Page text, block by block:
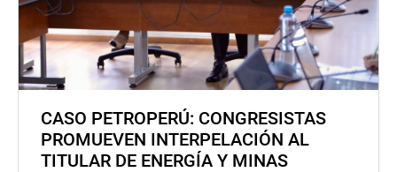
CASO PETROPERÚ: CONGRESISTAS
PROMUEVEN INTERPELACIÓN AL
TITULAR DE ENERGÍA Y MINAS